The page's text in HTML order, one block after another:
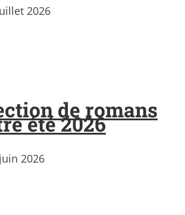
2026
de romans
été 2026
2026